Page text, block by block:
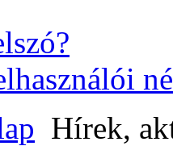
Hírek,